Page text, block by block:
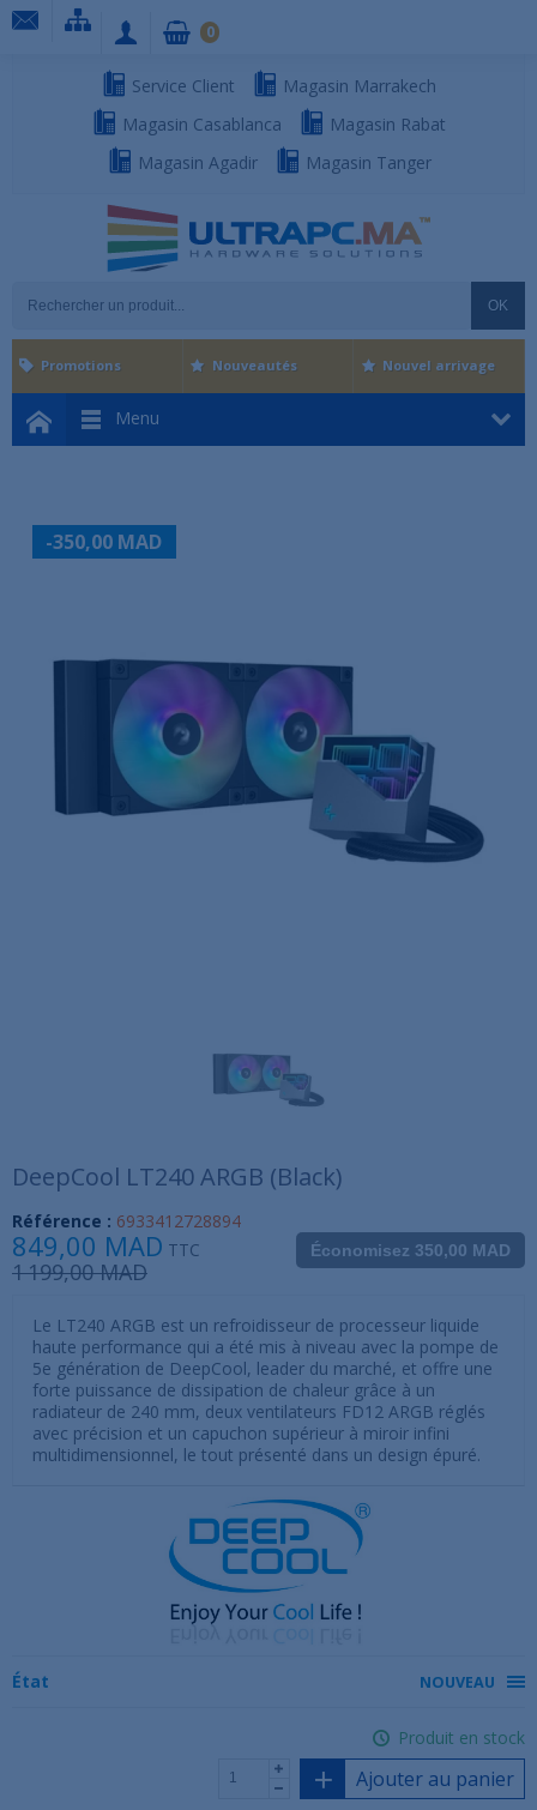
Service Client
Magasin Marrakech
Magasin Casablanca
Magasin Rabat
Magasin Agadir
Magasin Tanger
OK
0
Menu
Promotions Nouveautés Nouvel arrivage
-350,00 MAD
DeepCool LT240 ARGB (Black)
Référence : 6933412728894
Économisez 350,00 MAD
849,00 MAD TTC
1 199,00 MAD
Le LT240 ARGB est un refroidisseur de processeur liquide
haute performance qui a été mis à niveau avec la pompe de
5e génération de DeepCool, leader du marché, et offre une
forte puissance de dissipation de chaleur grâce à un
radiateur de 240 mm, deux ventilateurs FD12 ARGB réglés
avec précision et un capuchon supérieur à miroir infini
multidimensionnel, le tout présenté dans un design épuré.
État NOUVEAU
Produit en stock
Ajouter au panier